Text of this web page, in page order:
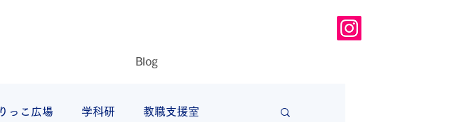
Blog
っこ広場 学科研 教職支援室